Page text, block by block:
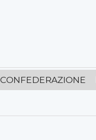
CONFEDERAZIONE